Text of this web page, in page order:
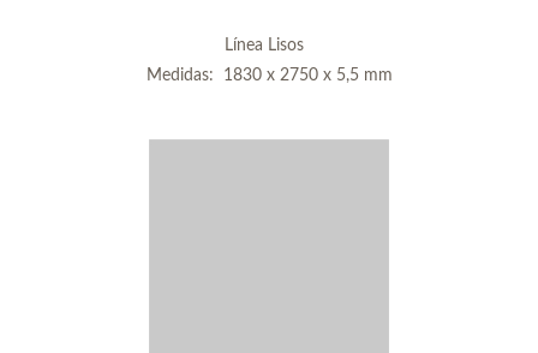
Línea Lisos
Medidas: 1830 x 2750 x 5,5 mm